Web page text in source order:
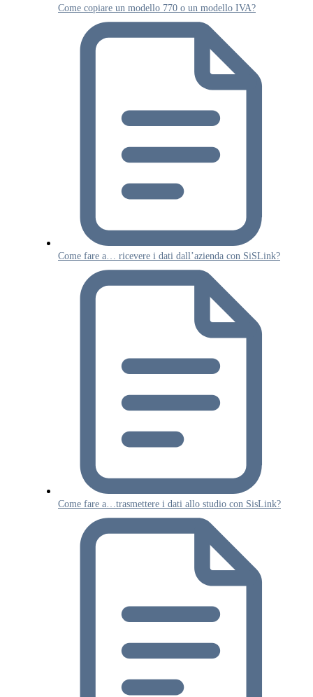
Come copiare un modello 770 o un modello IVA?
Come fare a… ricevere i dati dall’azienda con SiSLink?
Come fare a…trasmettere i dati allo studio con SisLink?